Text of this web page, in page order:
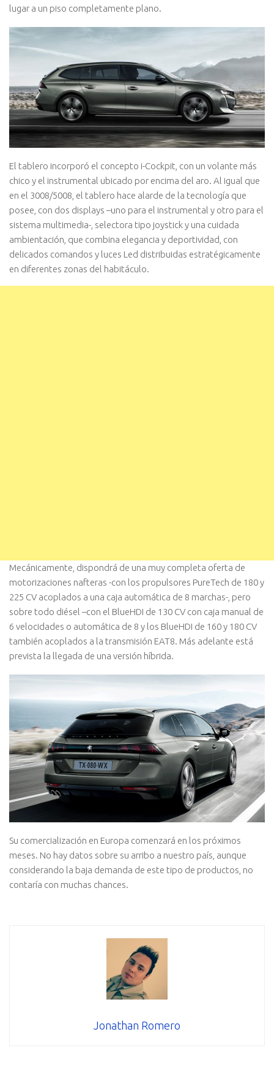
lugar a un piso completamente plano.
El tablero incorporó el concepto i-Cockpit, con un volante más
chico y el instrumental ubicado por encima del aro. Al igual que
en el 3008/5008, el tablero hace alarde de la tecnología que
posee, con dos displays –uno para el instrumental y otro para el
sistema multimedia-, selectora tipo joystick y una cuidada
ambientación, que combina elegancia y deportividad, con
delicados comandos y luces Led distribuidas estratégicamente
en diferentes zonas del habitáculo.
Mecánicamente, dispondrá de una muy completa oferta de
motorizaciones nafteras -con los propulsores PureTech de 180 y
225 CV acoplados a una caja automática de 8 marchas-, pero
sobre todo diésel –con el BlueHDI de 130 CV con caja manual de
6 velocidades o automática de 8 y los BlueHDI de 160 y 180 CV
también acoplados a la transmisión EAT8. Más adelante está
prevista la llegada de una versión híbrida.
Su comercialización en Europa comenzará en los próximos
meses. No hay datos sobre su arribo a nuestro país, aunque
considerando la baja demanda de este tipo de productos, no
contaría con muchas chances.
Jonathan Romero